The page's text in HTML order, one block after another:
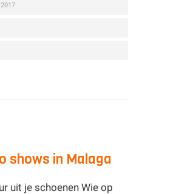
shows in Malaga
uit je schoenen Wie op